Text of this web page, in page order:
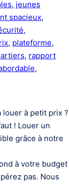
, jeunes
spacieux
, plateforme
, rapport
louer à petit prix ?
! Louer un
grâce à notre
à votre budget
pas. Nous